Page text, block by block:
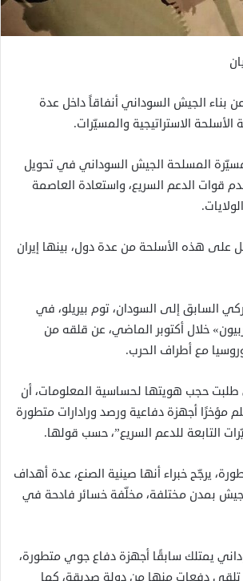
الجيش السوداني أنفاقاً داخل عدة
الاستراتيجية والمسيّرات.
المسلحة الجيش السوداني في تحويل
قوات الدعم السريع، واستعادة العاصمة
على هذه الأسلحة من عدة دول، بينها إيران
السابق إلى السودان، توم بيريلو، في
خلال أكتوبر الماضي، عن قلقه من
مع أطراف الحرب.
طلبت حجب هويتها لحساسية المعلومات، أن
مؤخرًا أجهزة دفاعية ورصد ورادارات متطورة
التابعة للدعم السريع”، حسب قولها.
يرجّح خبراء أنها صينية الصنع، عدة أهداف
بمدن مختلفة، مخلّفة خسائر فادحة في
يمتلك سابقًا أجهزة دفاع جوي متطورة،
تلقى دفعات منها من دولة صديقة، كما